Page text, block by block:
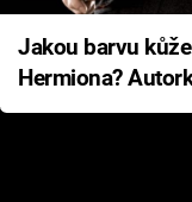
Jakou barvu
Hermiona?
Pottera přišla s